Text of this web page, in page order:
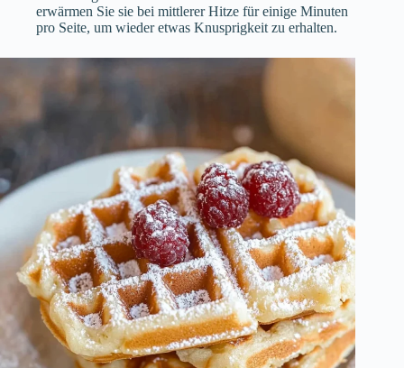
erwärmen Sie sie bei mittlerer Hitze für einige Minuten
pro Seite, um wieder etwas Knusprigkeit zu erhalten.